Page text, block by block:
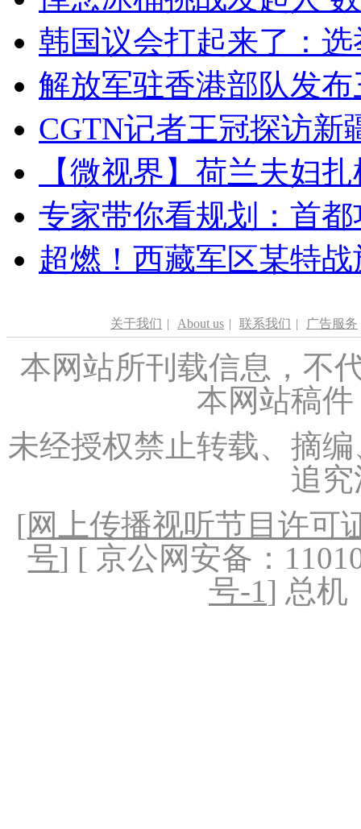
韩国议会打起来了：
解放军驻香港部队发
CGTN记者王冠探访新
【微视界】荷兰夫妇
专家带你看规划：首
超燃！西藏军区某特
关于我们 | About us | 联系我们 | 广告服务
本网站所刊载信息，不
本网站稿
未经授权禁止转载、摘
追
[网上传播视听节目许可
号] [ 京公网安备：
号-1] 总机